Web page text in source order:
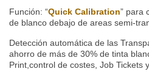
Función: “Quick Calibration” para
de blanco debajo de areas semi-
Detección automática de las
ahorro de más de 30% de tinta
Print,control de costes, Job Tickets